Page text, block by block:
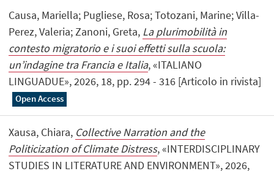
Causa, Mariella; Pugliese, Rosa; Totozani, Marine; Villa-
Perez, Valeria; Zanoni, Greta, La plurimobilità in
contesto migratorio e i suoi effetti sulla scuola:
un’indagine tra Francia e Italia, «ITALIANO
LINGUADUE», 2026, 18, pp. 294 - 316 [Articolo in rivista]
Open Access
Xausa, Chiara, Collective Narration and the
Politicization of Climate Distress, «INTERDISCIPLINARY
STUDIES IN LITERATURE AND ENVIRONMENT», 2026,